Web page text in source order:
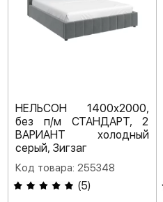
НЕЛЬСОН 1400х2000,
без п/м СТАНДАРТ, 2
ВАРИАНТ холодный
серый, Зигзаг
Код товара: 255348
(5)